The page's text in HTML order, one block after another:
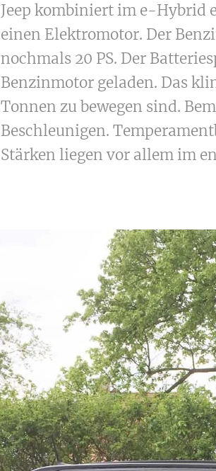
Jeep kombiniert im e-Hybrid
einen Elektromotor. Der
nochmals 20 PS. Der
Benzinmotor geladen. Das
Tonnen zu bewegen sind.
Beschleunigen.
Stärken liegen vor allem im